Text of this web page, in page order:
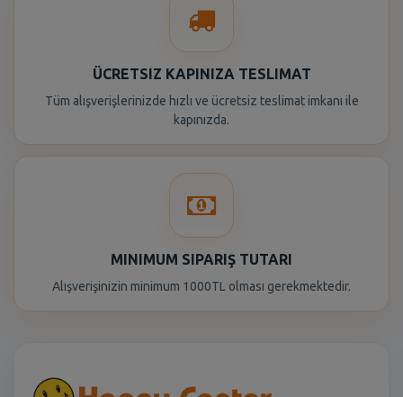
ÜCRETSIZ KAPINIZA TESLIMAT
Tüm alışverişlerinizde hızlı ve ücretsiz teslimat imkanı ile
kapınızda.
MINIMUM SIPARIŞ TUTARI
Alışverişinizin minimum 1000TL olması gerekmektedir.